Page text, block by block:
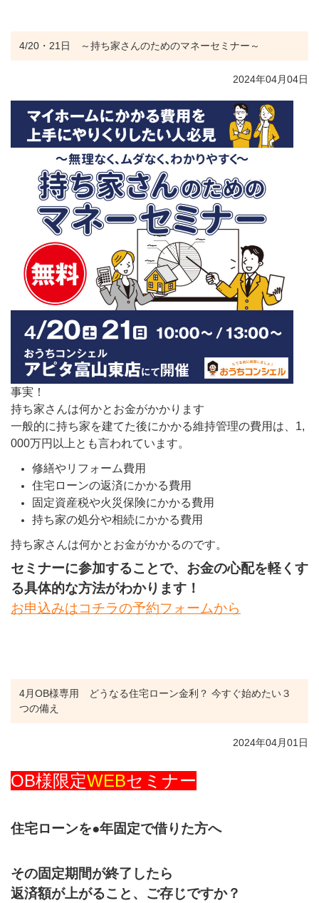
4/20・21日 ～持ち家さんのためのマネーセミナー～
2024年04月04日
事実！
持ち家さんは何かとお金がかかります
一般的に持ち家を建てた後にかかる維持管理の費用は、1,
000万円以上とも言われています。
修繕やリフォーム費用
住宅ローンの返済にかかる費用
固定資産税や火災保険にかかる費用
持ち家の処分や相続にかかる費用
持ち家さんは何かとお金がかかるのです。
セミナーに参加することで、お金の心配を軽くす
る具体的な方法がわかります！
お申込みはコチラの予約フォームから
4月OB様専用 どうなる住宅ローン金利？ 今すぐ始めたい３
つの備え
2024年04月01日
OB様限定WEBセミナー
住宅ローンを●年固定で借りた方へ
その固定期間が終了したら
返済額が上がること、ご存じですか？